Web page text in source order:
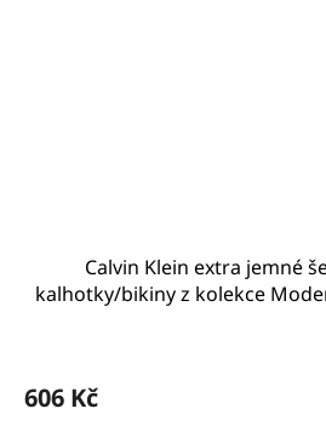
Calvin Klein extra jemné
kalhotky/bikiny z kolekce
606 Kč